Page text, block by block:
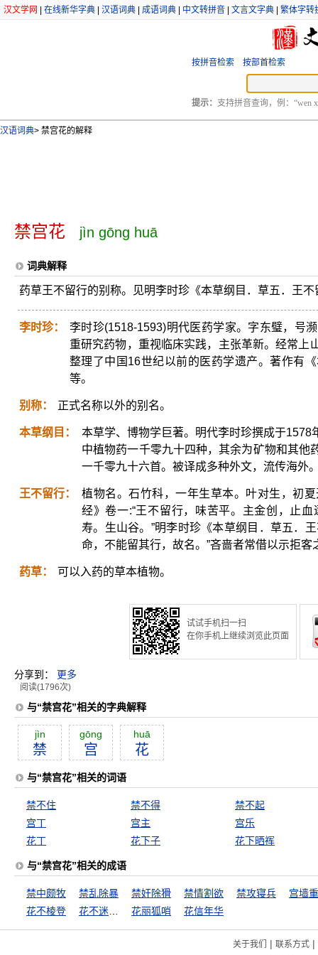
汉文学网 在线新华字典 汉语词典 成语词典 中文转拼音 文言文字典 繁体字转
按拼音检索 按部首检索
提示： 支持拼音查询，例：“wen
汉语词典> 禁宫花的解释
禁宫花 jìn gōng huā
词典解释
药草王不留行的别称。见明李时珍《本草纲目．草五．王不
李时珍：
李时珍(1518-1593)明代医药学家。字东璧，号
重研究药物，重视临床实践，主张革新。经常上
整理了中国16世纪以前的医药学遗产。著作有
等。
别称： 正式名称以外的别名。
本草纲目：
本草学、博物学巨著。明代李时珍撰成于
中植物药一千零九十四种，其余为矿物和其他
一千零九十六首。被译成多种外文，流传海外
王不留行：
植物名。石竹科，一年生草本。叶对生，初
经》卷一:“王不留行，味苦平。主金创，止
寿。生山谷。”明李时珍《本草纲目．草五．
命，不能留其行，故名。”吝啬者常借以示拒客
药草： 可以入药的草本植物。
试试手机扫一扫
在你手机上继续浏览此页面
分享到： 更多
阅读(1796次)
与“禁宫花”相关的字典解释
jìn
禁
gōng
宫
huā
花
与“禁宫花”相关的词语
禁不住 禁不得
禁不起
宫丁
宫主
宫乐
花丁
花下子 花下晒裈
与“禁宫花”相关的成语
禁中颇牧 禁乱除暴 禁奸除猾 禁情割欲 禁攻寝兵
宫墙
花不棱登
花丽狐哨 花信年华
关于我们 | 联系方式|